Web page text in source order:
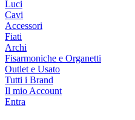
Luci
Cavi
Accessori
Fiati
Archi
Fisarmoniche e Organetti
Outlet e Usato
Tutti i Brand
Il mio Account
Entra